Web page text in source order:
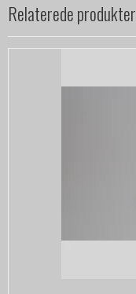
Relaterede produkter